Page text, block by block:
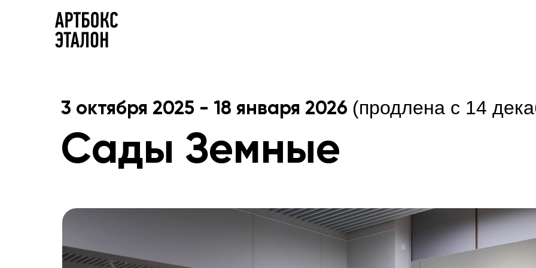
Сады Земные
3 октября 2025 - 18 января 2026 (продлена с 14